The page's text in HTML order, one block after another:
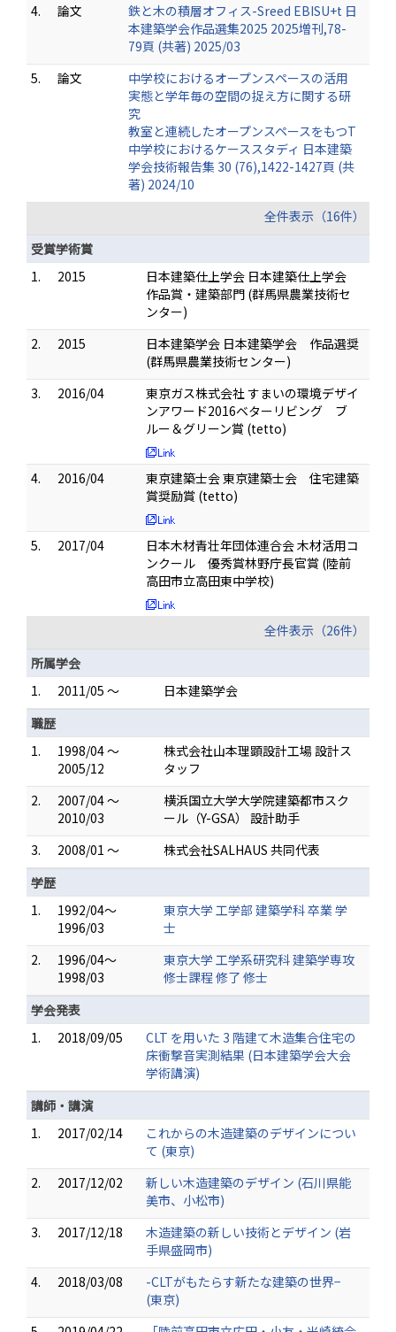
4.
論文
鉄と木の積層オフィス-Sreed EBISU+t 日
本建築学会作品選集2025 2025増刊,78-
79頁 (共著) 2025/03
5.
論文
中学校におけるオープンスペースの活用
実態と学年毎の空間の捉え方に関する研
究
教室と連続したオープンスペースをもつT
中学校におけるケーススタディ 日本建築
学会技術報告集 30 (76),1422-1427頁 (共
著) 2024/10
全件表示（16件）
受賞学術賞
1.
2015
日本建築仕上学会 日本建築仕上学会
作品賞・建築部門 (群馬県農業技術セ
ンター)
2.
2015
日本建築学会 日本建築学会 作品選奨
(群馬県農業技術センター)
3.
2016/04
東京ガス株式会社 すまいの環境デザイ
ンアワード2016ベターリビング ブ
ルー＆グリーン賞 (tetto)
4. 2016/04
東京建築士会 東京建築士会 住宅建築
賞奨励賞 (tetto)
5. 2017/04
日本木材青壮年団体連合会 木材活用コ
ンクール 優秀賞林野庁長官賞 (陸前
高田市立高田東中学校)
全件表示（26件）
所属学会
1.
2011/05 ～
日本建築学会
職歴
1.
1998/04 ～
2005/12
株式会社山本理顕設計工場 設計ス
タッフ
2.
2007/04 ～
2010/03
横浜国立大学大学院建築都市スク
ール（Y-GSA） 設計助手
3.
2008/01 ～
株式会社SALHAUS 共同代表
学歴
1.
1992/04～
1996/03
東京大学 工学部 建築学科 卒業 学
士
2.
1996/04～
1998/03
東京大学 工学系研究科 建築学専攻
修士課程 修了 修士
学会発表
1.
2018/09/05
CLT を用いた 3 階建て木造集合住宅の
床衝撃音実測結果 (日本建築学会大会
学術講演)
講師・講演
1.
2017/02/14
これからの木造建築のデザインについ
て (東京)
2.
2017/12/02
新しい木造建築のデザイン (石川県能
美市、小松市)
3.
2017/12/18
木造建築の新しい技術とデザイン (岩
手県盛岡市)
4.
2018/03/08
-CLTがもたらす新たな建築の世界−
(東京)